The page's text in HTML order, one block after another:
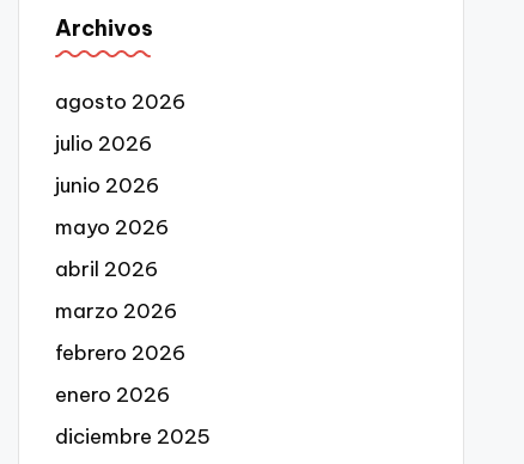
Archivos
agosto 2026
julio 2026
junio 2026
mayo 2026
abril 2026
marzo 2026
febrero 2026
enero 2026
diciembre 2025